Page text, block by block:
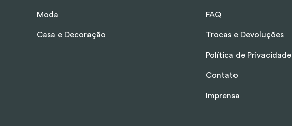
Moda
Casa e Decoração
FAQ
Trocas e Devoluções
Política de Privacidade
Contato
Imprensa